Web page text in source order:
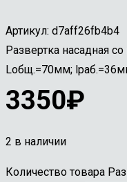
Артикул: d7aff26fb4b4
Развертка насадная
Lобщ.=70мм;
3350₽
2 в наличии
Количество товара